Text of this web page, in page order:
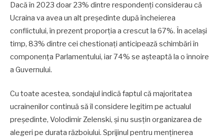
Dacă în 2023 doar 23% dintre respondenți considerau că
Ucraina va avea un alt președinte după încheierea
conflictului, în prezent proporția a crescut la 67%. În același
timp, 83% dintre cei chestionați anticipează schimbări în
componența Parlamentului, iar 74% se așteaptă la o înnoire
a Guvernului.
Cu toate acestea, sondajul indică faptul că majoritatea
ucrainenilor continuă să îl considere legitim pe actualul
președinte, Volodimir Zelenski, și nu susțin organizarea de
alegeri pe durata războiului. Sprijinul pentru menținerea